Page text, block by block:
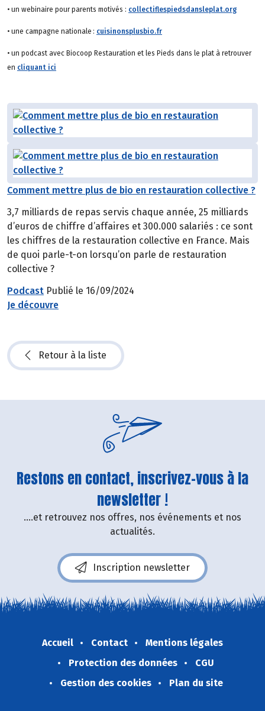
• un webinaire pour parents motivés : collectiflespiedsdansleplat.org
• une campagne nationale : cuisinonsplusbio.fr
• un podcast avec Biocoop Restauration et les Pieds dans le plat à retrouver
en cliquant ici
Comment mettre plus de bio en restauration collective ?
3,7 milliards de repas servis chaque année, 25 milliards
d’euros de chiffre d’affaires et 300.000 salariés : ce sont
les chiffres de la restauration collective en France. Mais
de quoi parle-t-on lorsqu’on parle de restauration
collective ?
Podcast Publié le 16/09/2024
Je découvre
Retour à la liste
Restons en contact, inscrivez-vous à la
newsletter !
....et retrouvez nos offres, nos événements et nos
actualités.
Inscription newsletter
Accueil Contact
Mentions légales
Protection des données
CGU
Gestion des cookies
Plan du site